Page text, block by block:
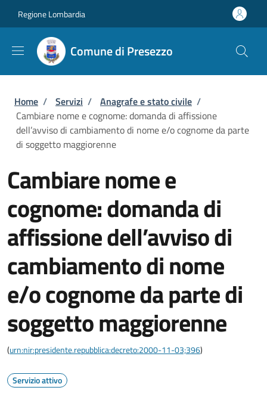
Regione Lombardia
Comune di Presezzo
Briciole di pane
Home / Servizi / Anagrafe e stato civile /
Cambiare nome e cognome: domanda di affissione
dell’avviso di cambiamento di nome e/o cognome da parte
di soggetto maggiorenne
Cambiare nome e
cognome: domanda di
affissione dell’avviso di
cambiamento di nome
e/o cognome da parte di
soggetto maggiorenne
(urn:nir:presidente.repubblica:decreto:2000-11-03;396)
Servizio attivo